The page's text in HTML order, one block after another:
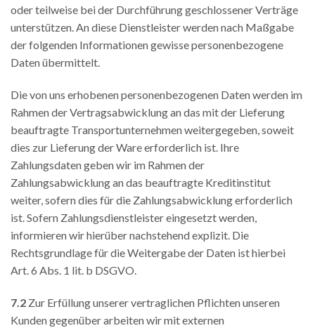
oder teilweise bei der Durchführung geschlossener Verträge
unterstützen. An diese Dienstleister werden nach Maßgabe
der folgenden Informationen gewisse personenbezogene
Daten übermittelt.
Die von uns erhobenen personenbezogenen Daten werden im
Rahmen der Vertragsabwicklung an das mit der Lieferung
beauftragte Transportunternehmen weitergegeben, soweit
dies zur Lieferung der Ware erforderlich ist. Ihre
Zahlungsdaten geben wir im Rahmen der
Zahlungsabwicklung an das beauftragte Kreditinstitut
weiter, sofern dies für die Zahlungsabwicklung erforderlich
ist. Sofern Zahlungsdienstleister eingesetzt werden,
informieren wir hierüber nachstehend explizit. Die
Rechtsgrundlage für die Weitergabe der Daten ist hierbei
Art. 6 Abs. 1 lit. b DSGVO.
7.2 Zur Erfüllung unserer vertraglichen Pflichten unseren
Kunden gegenüber arbeiten wir mit externen